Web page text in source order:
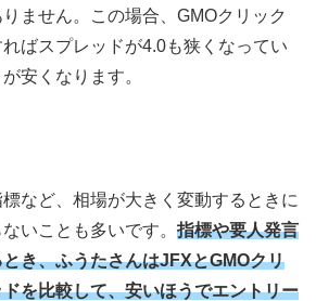
ません。この場合、GMOクリック
ばスプレッドが4.0も狭くなってい
安くなります。
など、相場が大きく変動するときに
いことも多いです。 指標や要人発言
き、ふうたさんはJFXとGMOクリ
を比較して、安いほうでエントリー